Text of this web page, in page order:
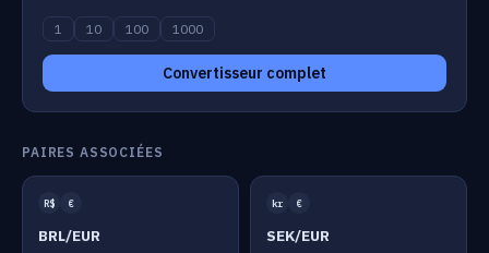
1 10 100 1000
Convertisseur complet
PAIRES ASSOCIÉES
R$ €
BRL/EUR
kr €
SEK/EUR